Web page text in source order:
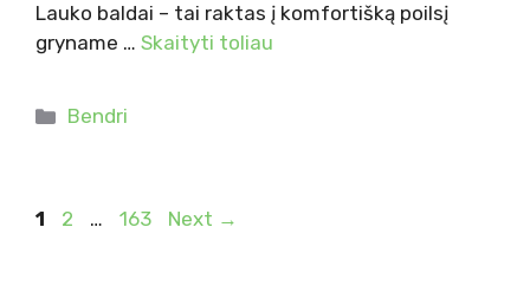
Lauko baldai – tai raktas į komfortišką poilsį
gryname … Skaityti toliau
Kategorijos
Bendri
Page
1 Page
2 … Page
163 Next →